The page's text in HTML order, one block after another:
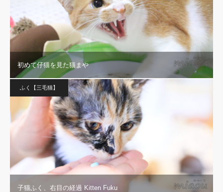
初めて仔猫を見た猫まや
ふく【三毛猫】
子猫ふく、右目の経過 Kitten Fuku